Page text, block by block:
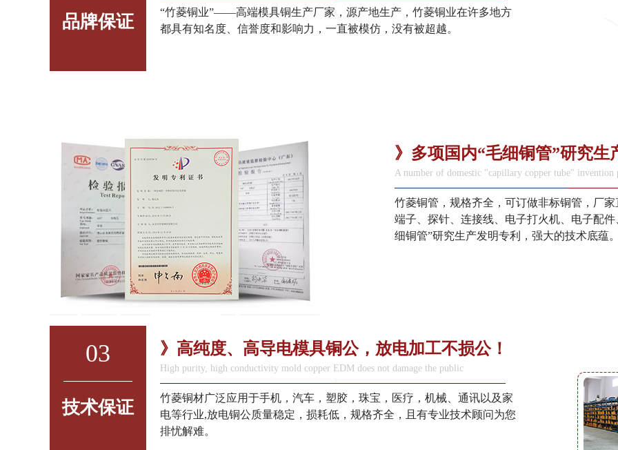
品牌保证
“竹菱铜业”——高端模具铜生产厂家，源产地生产，竹菱铜业在许多地方
都具有知名度、信誉度和影响力，一直被模仿，没有被超越。
》多项国内“毛细铜管”研究生
A number of domestic "capillary copper tube" invention
竹菱铜管，规格齐全，可订做非标铜管，厂
端子、探针、连接线、电子打火机、电子配
细铜管”研究生产发明专利，强大的技术底蕴
03
技术保证
》高纯度、高导电模具铜公，放电加工不损公！
High purity, high conductivity mold copper EDM does not damage the public
竹菱铜材广泛应用于手机，汽车，塑胶，珠宝，医疗，机械、通讯以及家
电等行业,放电铜公质量稳定，损耗低，规格齐全，且有专业技术顾问为您
排忧解难。